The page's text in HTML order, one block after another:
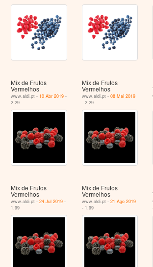
Mix de Frutos
Vermelhos
www.aldi.pt - 10 Abr 2019 -
2.29
Mix de Frutos
Vermelhos
www.aldi.pt - 08 Mai 2019
- 2.29
Mix de Frutos
Vermelhos
www.aldi.pt -24 Jul 2019 -
1.99
Mix de Frutos
Vermelhos
www.aldi.pt - 21 Ago 2019
- 1.99